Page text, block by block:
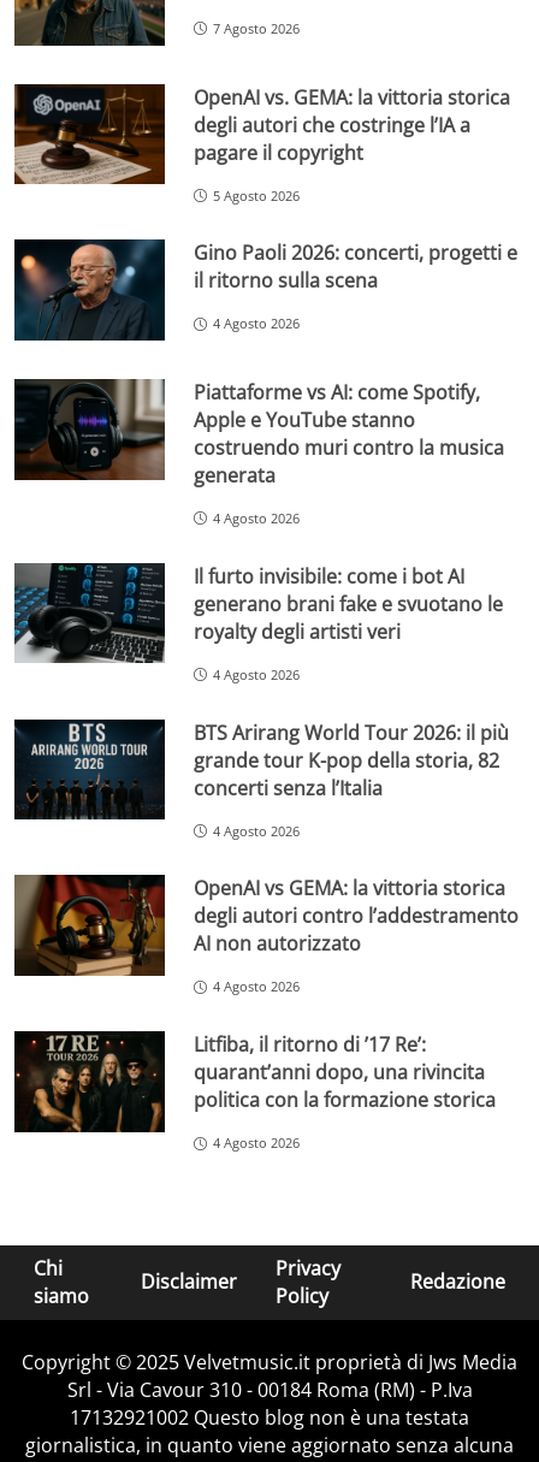
7 Agosto 2026
OpenAI vs. GEMA: la vittoria storica
degli autori che costringe l’IA a
pagare il copyright
5 Agosto 2026
Gino Paoli 2026: concerti, progetti e
il ritorno sulla scena
4 Agosto 2026
Piattaforme vs AI: come Spotify,
Apple e YouTube stanno
costruendo muri contro la musica
generata
4 Agosto 2026
Il furto invisibile: come i bot AI
generano brani fake e svuotano le
royalty degli artisti veri
4 Agosto 2026
BTS Arirang World Tour 2026: il più
grande tour K-pop della storia, 82
concerti senza l’Italia
4 Agosto 2026
OpenAI vs GEMA: la vittoria storica
degli autori contro l’addestramento
AI non autorizzato
4 Agosto 2026
Litfiba, il ritorno di ’17 Re’:
quarant’anni dopo, una rivincita
politica con la formazione storica
4 Agosto 2026
Chi
siamo
Disclaimer
Privacy
Policy
Redazione
Copyright © 2025 Velvetmusic.it proprietà di Jws Media
Srl - Via Cavour 310 - 00184 Roma (RM) - P.Iva
17132921002 Questo blog non è una testata
giornalistica, in quanto viene aggiornato senza alcuna